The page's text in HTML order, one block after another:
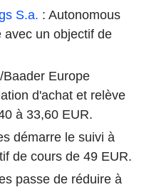
S.a. : Autonomous
avec un objectif de
Baader Europe
d'achat et relève
à 33,60 EUR.
démarre le suivi à
de cours de 49 EUR.
passe de réduire à